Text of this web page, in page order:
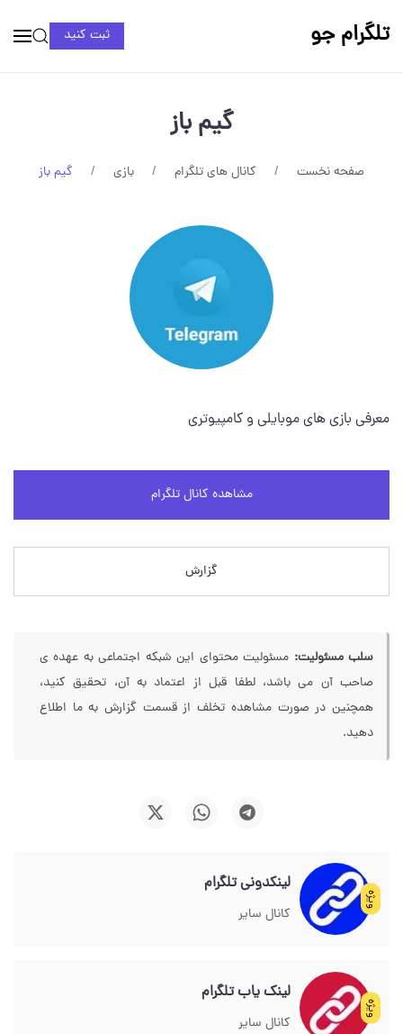
تلگرام جو ثبت کنید
گیم باز
صفحه نخست کانال های تلگرام بازی گیم باز
معرفی بازی های موبایلی و کامپیوتری
مشاهده کانال تلگرام
گزارش
سلب مسئولیت: مسئولیت محتوای این شبکه اجتماعی به عهده ی
صاحب آن می باشد، لطفا قبل از اعتماد به آن، تحقیق کنید،
همچنین در صورت مشاهده تخلف از قسمت گزارش به ما اطلاع
دهید.
ویژه
لینکدونی تلگرام
کانال سایر
ویژه
لینک یاب تلگرام
کانال سایر